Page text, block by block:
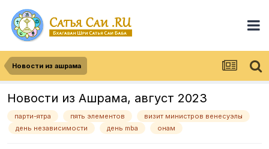
Новости из ашрама
Новости из Ашрама, август 2023
парти-ятра пять элементов
визит министров венесуэлы
день независимости
день mba онам